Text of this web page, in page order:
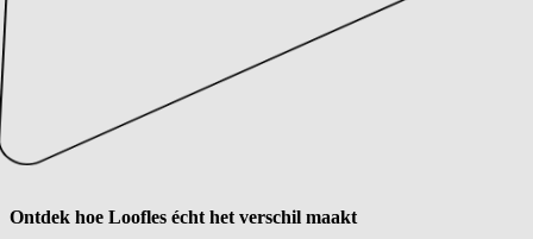
Ontdek hoe Loofles écht het verschil maakt